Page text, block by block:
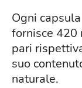
Ogni
fornisce 420
pari
suo
naturale.